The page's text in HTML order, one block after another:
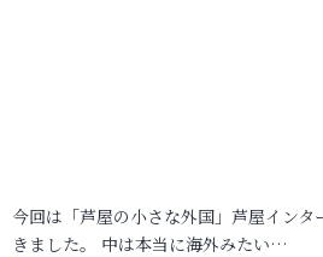
今回は「芦屋の小さな外国」芦屋イン
きました。 中は本当に海外みたい…